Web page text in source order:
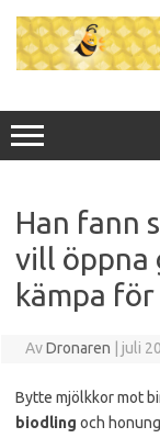
innehåll
Han fann
vill öppna
kämpa för
AvDronaren juli
Bytte mjölkkor mot
biodling och